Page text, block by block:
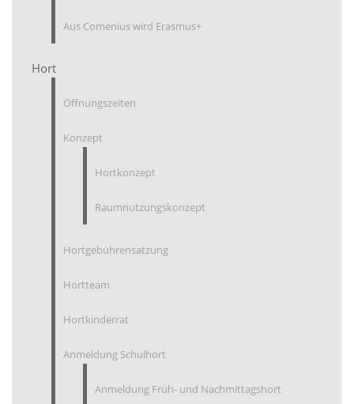
Aus Comenius wird Erasmus+
Hort
Öffnungszeiten
Konzept
Hortkonzept
Raumnutzungskonzept
Hortgebührensatzung
Hortteam
Hortkinderrat
Anmeldung Schulhort
Anmeldung Früh- und Nachmittagshort